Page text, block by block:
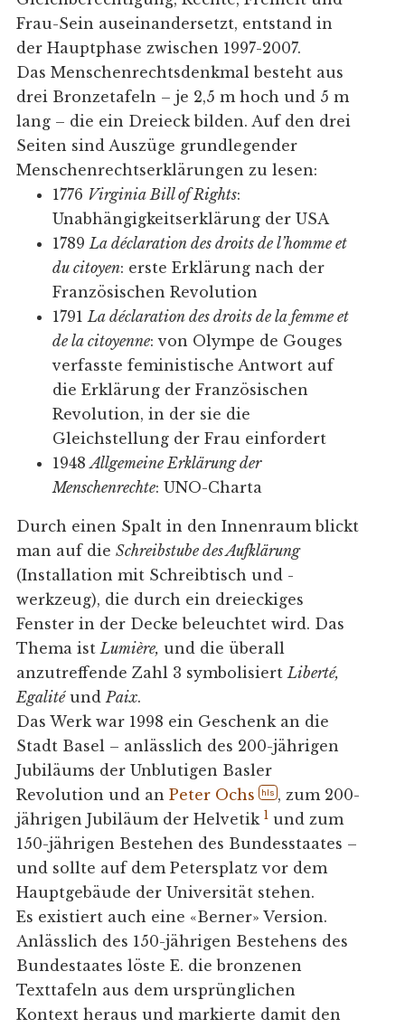
Frau-Sein auseinandersetzt, entstand in
der Hauptphase zwischen 1997-2007.
Das Menschenrechtsdenkmal besteht aus
drei Bronzetafeln – je 2,5 m hoch und 5 m
lang – die ein Dreieck bilden. Auf den drei
Seiten sind Auszüge grundlegender
Menschenrechtserklärungen zu lesen:
1776 Virginia Bill of Rights:
Unabhängigkeitserklärung der USA
1789 La déclaration des droits de l’homme et
du citoyen: erste Erklärung nach der
Französischen Revolution
1791 La déclaration des droits de la femme et
de la citoyenne: von Olympe de Gouges
verfasste feministische Antwort auf
die Erklärung der Französischen
Revolution, in der sie die
Gleichstellung der Frau einfordert
1948Allgemeine Erklärung der
Menschenrechte: UNO-Charta
Durch einen Spalt in den Innenraum blickt
man auf die Schreibstube des Aufklärung
(Installation mit Schreibtisch und -
werkzeug), die durch ein dreieckiges
Fenster in der Decke beleuchtet wird. Das
Thema ist Lumière, und die überall
anzutreffende Zahl 3 symbolisiert Liberté,
Egalitéund Paix.
Das Werk war 1998 ein Geschenk an die
Stadt Basel – anlässlich des 200-jährigen
Jubiläums der Unblutigen Basler
Revolution und an Peter Ochs hls , zum 200-
jährigen Jubiläum der Helvetik 1und zum
150-jährigen Bestehen des Bundesstaates –
und sollte auf dem Petersplatz vor dem
Hauptgebäude der Universität stehen.
Es existiert auch eine «Berner» Version.
Anlässlich des 150-jährigen Bestehens des
Bundestaates löste E. die bronzenen
Texttafeln aus dem ursprünglichen
Kontext heraus und markierte damit den